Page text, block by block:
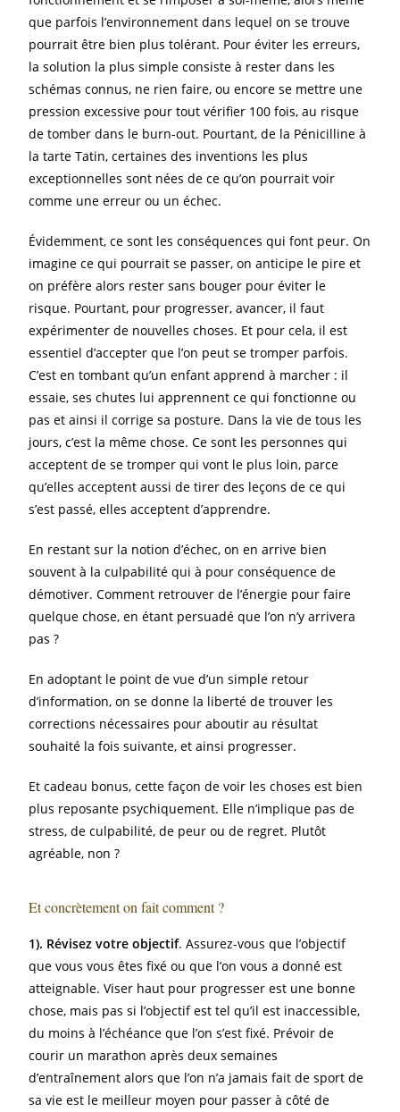
que parfois l’environnement dans lequel on se trouve
pourrait être bien plus tolérant. Pour éviter les erreurs,
la solution la plus simple consiste à rester dans les
schémas connus, ne rien faire, ou encore se mettre une
pression excessive pour tout vérifier 100 fois, au risque
de tomber dans le burn-out. Pourtant, de la Pénicilline à
la tarte Tatin, certaines des inventions les plus
exceptionnelles sont nées de ce qu’on pourrait voir
comme une erreur ou un échec.
Évidemment, ce sont les conséquences qui font peur. On
imagine ce qui pourrait se passer, on anticipe le pire et
on préfère alors rester sans bouger pour éviter le
risque. Pourtant, pour progresser, avancer, il faut
expérimenter de nouvelles choses. Et pour cela, il est
essentiel d’accepter que l’on peut se tromper parfois.
C’est en tombant qu’un enfant apprend à marcher : il
essaie, ses chutes lui apprennent ce qui fonctionne ou
pas et ainsi il corrige sa posture. Dans la vie de tous les
jours, c’est la même chose. Ce sont les personnes qui
acceptent de se tromper qui vont le plus loin, parce
qu’elles acceptent aussi de tirer des leçons de ce qui
s’est passé, elles acceptent d’apprendre.
En restant sur la notion d’échec, on en arrive bien
souvent à la culpabilité qui à pour conséquence de
démotiver. Comment retrouver de l’énergie pour faire
quelque chose, en étant persuadé que l’on n’y arrivera
pas ?
En adoptant le point de vue d’un simple retour
d’information, on se donne la liberté de trouver les
corrections nécessaires pour aboutir au résultat
souhaité la fois suivante, et ainsi progresser.
Et cadeau bonus, cette façon de voir les choses est bien
plus reposante psychiquement. Elle n’implique pas de
stress, de culpabilité, de peur ou de regret. Plutôt
agréable, non ?
Et concrètement on fait comment ?
1). Révisez votre objectif. Assurez-vous que l’objectif
que vous vous êtes fixé ou que l’on vous a donné est
atteignable. Viser haut pour progresser est une bonne
chose, mais pas si l’objectif est tel qu’il est inaccessible,
du moins à l’échéance que l’on s’est fixé. Prévoir de
courir un marathon après deux semaines
d’entraînement alors que l’on n’a jamais fait de sport de
sa vie est le meilleur moyen pour passer à côté de